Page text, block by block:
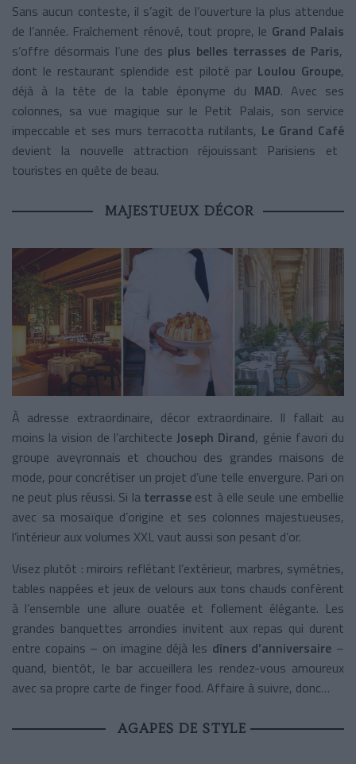
Sans aucun conteste, il s’agit de l’ouverture la plus attendue
de l’année. Fraîchement rénové, tout propre, le Grand Palais
s’offre désormais l’une des plus belles terrasses de Paris,
dont le restaurant splendide est piloté par Loulou Groupe,
déjà à la tête de la table éponyme du MAD. Avec ses
colonnes, sa vue magique sur le Petit Palais, son service
impeccable et ses murs terracotta rutilants, Le Grand Café
devient la nouvelle attraction réjouissant Parisiens et
touristes en quête de beau.
MAJESTUEUX DÉCOR
À adresse extraordinaire, décor extraordinaire. Il fallait au
moins la vision de l’architecte Joseph Dirand, génie favori du
groupe aveyronnais et chouchou des grandes maisons de
mode, pour concrétiser un projet d’une telle envergure. Pari on
ne peut plus réussi. Si la terrasse est à elle seule une embellie
avec sa mosaïque d’origine et ses colonnes majestueuses,
l’intérieur aux volumes XXL vaut aussi son pesant d’or.
Visez plutôt : miroirs reflétant l’extérieur, marbres, symétries,
tables nappées et jeux de velours aux tons chauds confèrent
à l’ensemble une allure ouatée et follement élégante. Les
grandes banquettes arrondies invitent aux repas qui durent
entre copains – on imagine déjà les dîners d’anniversaire –
quand, bientôt, le bar accueillera les rendez-vous amoureux
avec sa propre carte de finger food. Affaire à suivre, donc…
AGAPES DE STYLE